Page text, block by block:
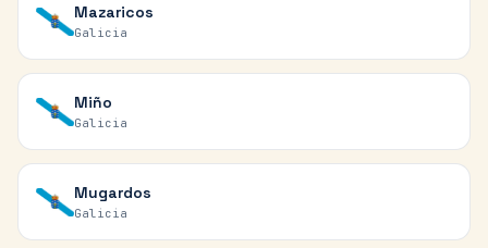
Mazaricos
Galicia
Miño
Galicia
Mugardos
Galicia